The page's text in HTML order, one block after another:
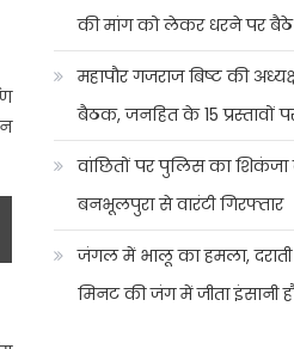
की मांग को लेकर धरने पर बैठे
महापौर गजराज बिष्ट की
बैठक, जनहित के 15 प्रस्तावों
वांछितों पर पुलिस का शिकंजा
बनभूलपुरा से वारंटी गिरफ्तार
जंगल में भालू का हमला, दराती
मिनट की जंग में जीता इंसानी